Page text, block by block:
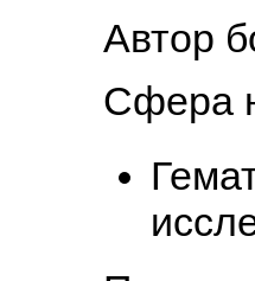
Автор
Сфера